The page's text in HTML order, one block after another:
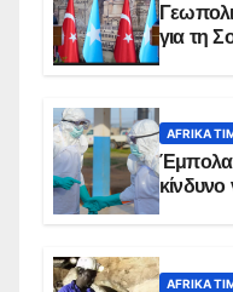
για τη
AFRIKA
Έμπολα:
κίνδυνο
AFRIKA